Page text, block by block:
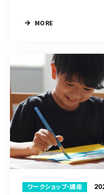
MORE
ワークショップ・講座